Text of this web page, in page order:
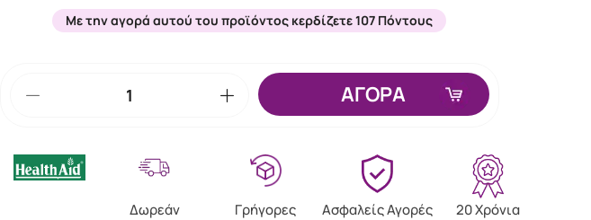
Με την αγορά αυτού του προϊόντος κερδίζετε 107 Πόντους
ΑΓΟΡΑ
Δωρεάν
Γρήγορες
Ασφαλείς Αγορές
20 Χρόνια